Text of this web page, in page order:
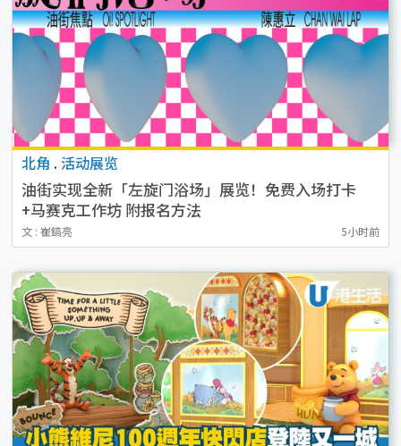
北角 . 活动展览
油街实现全新「左旋门浴场」展览！免费入场打卡
+马赛克工作坊 附报名方法
文 : 崔鎬亮 5小时前